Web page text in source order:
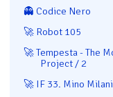
👻 Codice Nero
🚀 Robot 105
🚀 Tempesta - The
Project / 2
🚀 IF 33. Mino Milani